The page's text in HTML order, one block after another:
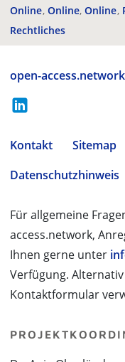
Online Online Online
Rechtliches
open-access.network
Kontakt Sitemap
Datenschutzhinweis
Für allgemeine
access.network,
Ihnen gerne unter
Verfügung.
Kontaktformular